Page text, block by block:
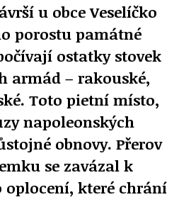
u obce Veselíčko
porostu památné
ostatky stovek
armád – rakouské,
Toto pietní místo,
napoleonských
obnovy. Přerov
se zavázal k
oplocení, které chrání